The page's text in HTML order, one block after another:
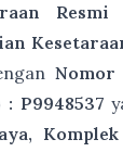
Resmi
Nomor
: P9948537